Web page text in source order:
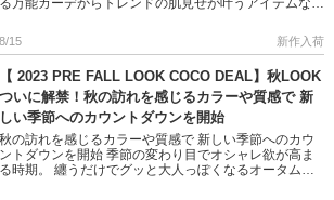
る万能カーデからトレンドの肌見せが叶うアイテムなど
いアイテムに注 […]
8/15 新作入荷
【 2023 PRE FALL LOOK COCO DEAL】秋LOOK
ついに解禁！秋の訪れを感じるカラーや質感で 新
しい季節へのカウントダウンを開始
秋の訪れを感じるカラーや質感で 新しい季節へのカウ
ントダウンを開始 季節の変わり目でオシャレ欲が高ま
る時期。 纏うだけでグッと大人っぽくなるオータムカ